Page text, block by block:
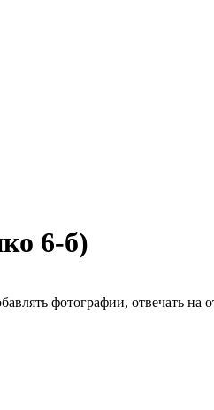
6-б)
фотографии, отвечать на